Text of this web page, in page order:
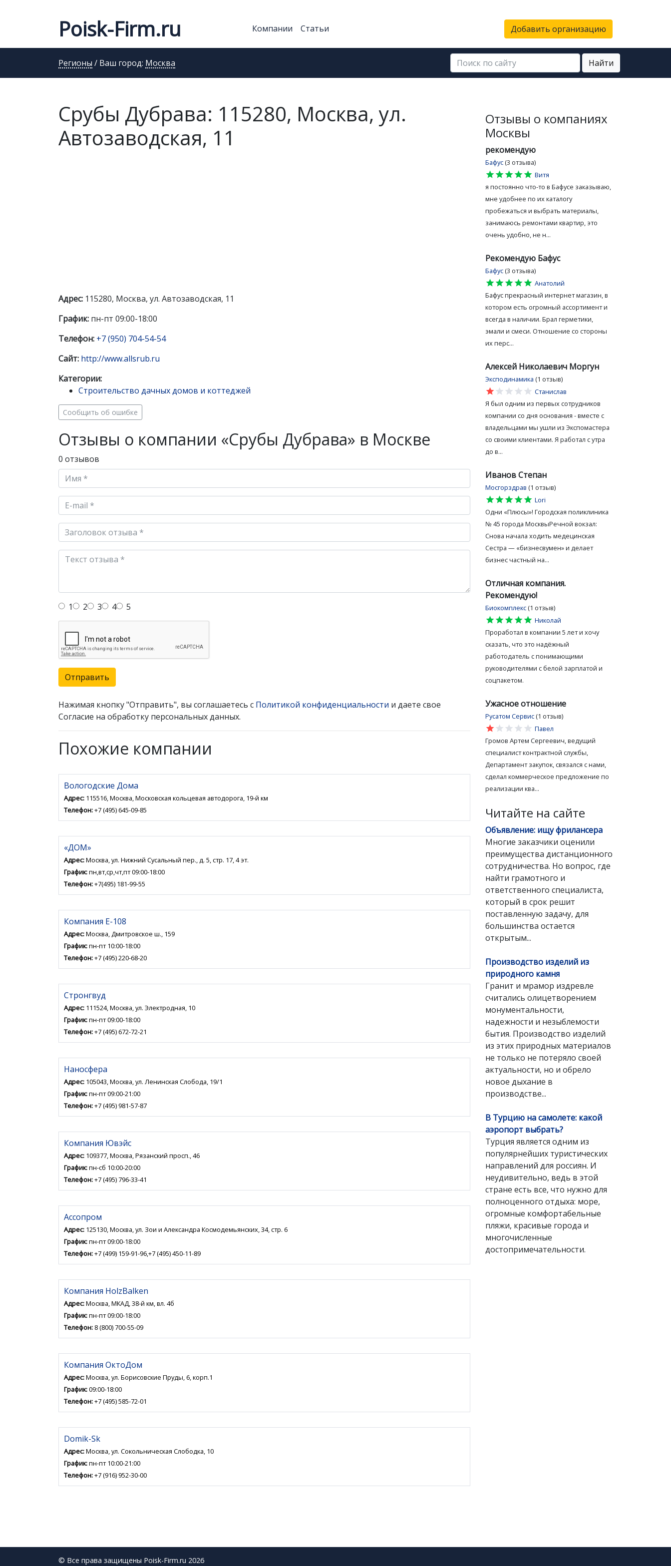
Poisk-Firm.ru Компании Статьи Добавить организацию
Регионы / Ваш город: Москва Найти
Срубы Дубрава: 115280, Москва, ул.
Автозаводская, 11
Адрес: 115280, Москва, ул. Автозаводская, 11
График: пн-пт 09:00-18:00
Телефон: +7 (950) 704-54-54
Сайт: http://www.allsrub.ru
Категории:
Строительство дачных домов и коттеджей
Сообщить об ошибке
Отзывы о компании «Срубы Дубрава» в Москве
0 отзывов
1 2 3 4 5
Отправить
Нажимая кнопку "Отправить", вы соглашаетесь с Политикой конфиденциальности и даете свое
Согласие на обработку персональных данных.
Похожие компании
Вологодские Дома
Адрес: 115516, Москва, Московская кольцевая автодорога, 19-й км
Телефон:+7 (495) 645-09-85
«ДОМ»
Адрес:Москва, ул. Нижний Сусальный пер., д. 5, стр. 17, 4 эт.
График:пн,вт,ср,чт,пт 09:00-18:00
Телефон:+7(495) 181-99-55
Компания Е-108
Адрес:Москва, Дмитровское ш., 159
График:пн-пт 10:00-18:00
Телефон:+7 (495) 220-68-20
Стронгвуд
Адрес: 111524, Москва, ул. Электродная, 10
График:пн-пт 09:00-18:00
Телефон:+7 (495) 672-72-21
Наносфера
Адрес: 105043, Москва, ул. Ленинская Слобода, 19/1
График:пн-пт 09:00-21:00
Телефон:+7 (495) 981-57-87
Компания Ювэйс
Адрес: 109377, Москва, Рязанский просп., 46
График:пн-сб 10:00-20:00
Телефон:+7 (495) 796-33-41
Ассопром
Адрес: 125130, Москва, ул. Зои и Александра Космодемьянских, 34, стр. 6
График:пн-пт 09:00-18:00
Телефон:+7 (499) 159-91-96,+7 (495) 450-11-89
Компания HolzBalken
Адрес:Москва, МКАД, 38-й км, вл. 4б
График:пн-пт 09:00-18:00
Телефон: 8 (800) 700-55-09
Компания ОктоДом
Адрес:Москва, ул. Борисовские Пруды, 6, корп.1
График:09:00-18:00
Телефон:+7 (495) 585-72-01
Domik-Sk
Адрес:Москва, ул. Сокольническая Слободка, 10
График:пн-пт 10:00-21:00
Телефон:+7 (916) 952-30-00
Отзывы о компаниях
Москвы
рекомендую
Бафус (3 отзыва)
star
star
star
star
star
Витя
я постоянно что-то в Бафусе заказываю,
мне удобнее по их каталогу
пробежаться и выбрать материалы,
занимаюсь ремонтами квартир, это
очень удобно, не н...
Рекомендую Бафус
Бафус (3 отзыва)
star
star
star
star
star
Анатолий
Бафус прекрасный интернет магазин, в
котором есть огромный ассортимент и
всегда в наличии. Брал герметики,
эмали и смеси. Отношение со стороны
их перс...
Алексей Николаевич Моргун
Эксподинамика (1 отзыв)
star
star
star
star
star
Станислав
Я был одним из первых сотрудников
компании со дня основания - вместе с
владельцами мы ушли из Экспомастера
со своими клиентами. Я работал с утра
до в...
Иванов Степан
Мосгорздрав (1 отзыв)
star
star
star
star
star
Lori
Одни «Плюсы»! Городская поликлиника
№ 45 города МосквыРечной вокзал:
Снова начала ходить медецинская
Сестра — «бизнесвумен» и делает
бизнес частный на...
Отличная компания.
Рекомендую!
Биокомплекс (1 отзыв)
star
star
star
star
star
Николай
Проработал в компании 5 лет и хочу
сказать, что это надёжный
работодатель с понимающими
руководителями с белой зарплатой и
соцпакетом.
Ужасное отношение
Русатом Сервис (1 отзыв)
star
star
star
star
star
Павел
Громов Артем Сергеевич, ведущий
специалист контрактной службы,
Департамент закупок, связался с нами,
сделал коммерческое предложение по
реализации ква...
Читайте на сайте
Объявление: ищу фрилансера
Многие заказчики оценили
преимущества дистанционного
сотрудничества. Но вопрос, где
найти грамотного и
ответственного специалиста,
который в срок решит
поставленную задачу, для
большинства остается
открытым...
Производство изделий из
природного камня
Гранит и мрамор издревле
считались олицетворением
монументальности,
надежности и незыблемости
бытия. Производство изделий
из этих природных материалов
не только не потеряло своей
актуальности, но и обрело
новое дыхание в
производстве...
В Турцию на самолете: какой
аэропорт выбрать?
Турция является одним из
популярнейших туристических
направлений для россиян. И
неудивительно, ведь в этой
стране есть все, что нужно для
полноценного отдыха: море,
огромные комфортабельные
пляжи, красивые города и
многочисленные
достопримечательности.
© Все права защищены Poisk-Firm.ru 2026